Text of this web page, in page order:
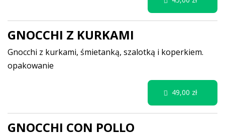
GNOCCHI Z KURKAMI
Gnocchi z kurkami, śmietanką, szalotką i koperkiem.
opakowanie
GNOCCHI CON POLLO